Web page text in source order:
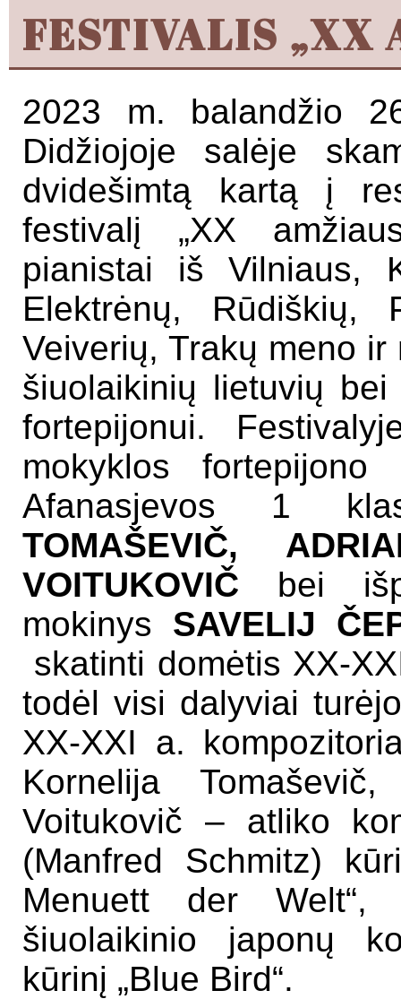
FESTIVALIS „XX
2023 m. balandžio
Didžiojoje salėje
dvidešimtą kartą į
festivalį „XX
pianistai iš Vilniaus,
Elektrėnų, Rūdiškių,
Veiverių, Trakų meno
šiuolaikinių lietuvių
fortepijonui.
mokyklos fortepijono
Afanasjevos 1
TOMAŠEVIČ,
VOITUKOVIČ bei
mokinys SAVELIJ
skatinti domėtis XX-
todėl visi dalyviai
XX-XXI a.
Kornelija
Voitukovič – atliko
(Manfred Schmitz)
Menuett der
šiuolaikinio japonų
kūrinį „Blue Bird“.